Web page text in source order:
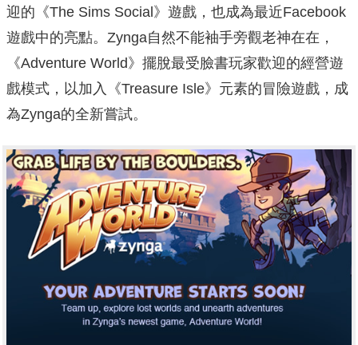
迎的《The Sims Social》遊戲，也成為最近Facebook
遊戲中的亮點。Zynga自然不能袖手旁觀老神在在，
《Adventure World》擺脫最受臉書玩家歡迎的經營遊
戲模式，以加入《Treasure Isle》元素的冒險遊戲，成
為Zynga的全新嘗試。